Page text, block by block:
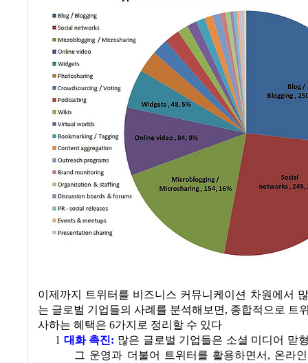
이제까지 트위터를 비즈니스 커뮤니케이션 차원에서
는 글로벌 기업들의 사례를 분석해보면, 종합적으로 트
사하는 혜택은 6가지로 정리할 수 있다
l 대화 촉진: 많은 글로벌 기업들은 소셜 미디어 맏
그 운영과 더불어 트위터를 활용하면서 , 온라